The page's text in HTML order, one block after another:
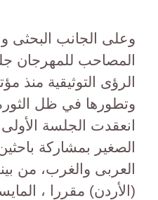
وعلى الجانب البحثى
المصاحب للمهرجان
وتطورها في ظل
انعقدت الجلسة
الصغير بمشاركة
العربى والغرب، من
(الأردن) مقررا ،